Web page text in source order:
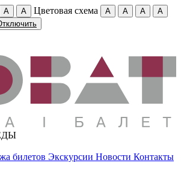
A A Цветовая схема A A A
A
билетов Экскурсии Новости Контакты